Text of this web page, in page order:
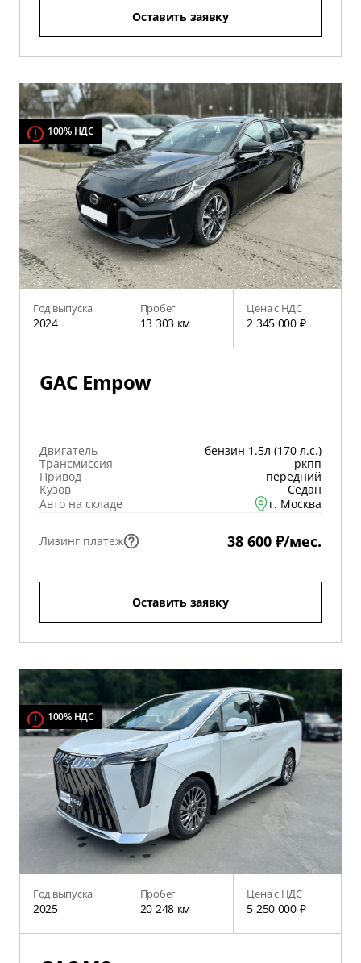
Оставить заявку
100% НДС
Год выпуска
2024
Пробег
13 303 км
Цена с НДС
2 345 000 ₽
GAC Empow
Двигатель
бензин 1.5л (170 л.с.)
Трансмиссия
ркпп
Привод
передний
Кузов
Седан
Авто на складе
г. Москва
Лизинг платеж 38 600 ₽/мес.
Оставить заявку
100% НДС
Год выпуска
2025
Пробег
20 248 км
Цена с НДС
5 250 000 ₽